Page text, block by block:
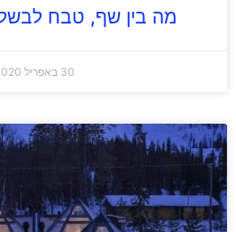
מה בין שף, טבח
30 באפריל 2020